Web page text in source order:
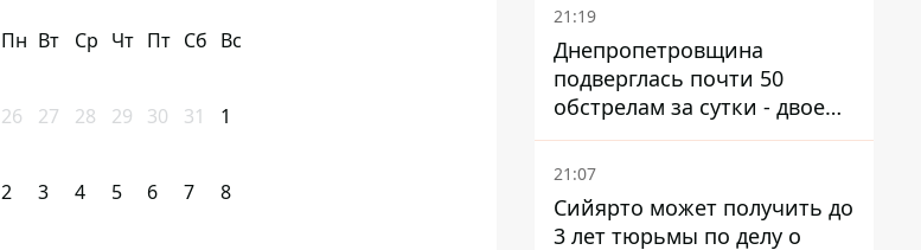
Пн Вт Ср Чт Пт Сб Вс
26 27 28 29 30 31 1
2 3 4 5 6 7 8
21:19
Днепропетровщина
подверглась почти 50
обстрелам за сутки - двое
погибших, шесть
пострадавших
21:07
Сийярто может получить до
3 лет тюрьмы по делу о